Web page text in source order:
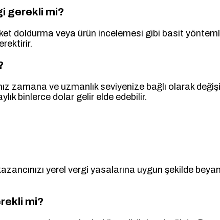
gerekli mi?
doldurma veya ürün incelemesi gibi basit
zamana ve uzmanlık seviyenize bağlı olarak
binlerce dolar gelir elde edebilir.
yerel vergi yasalarına uygun şekilde
mi?